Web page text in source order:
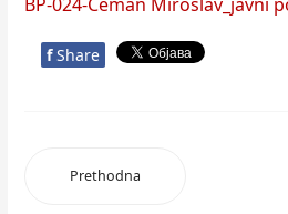
f Share
Prethodna